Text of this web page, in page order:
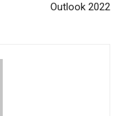
Outlook 2022